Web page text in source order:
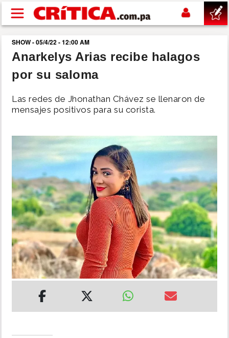
Pasar al contenido principal
buscar
SUCESOS
NACIONAL
SHOW
DEPORTES
MUNDO
INSÓLITAS
MULTIMEDIA
SHOW - 05/4/22 - 12:00 AM
Anarkelys Arias recibe halagos
por su saloma
Las redes de Jhonathan Chávez se llenaron de
mensajes positivos para su corista.